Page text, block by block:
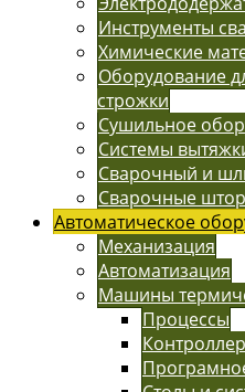
Инструменты
Химические
Оборудование
строжки
Сушильное
Системы
Сварочный и
Сварочные
Автоматическое
Механизация
Автоматизация
Машины
Процессы